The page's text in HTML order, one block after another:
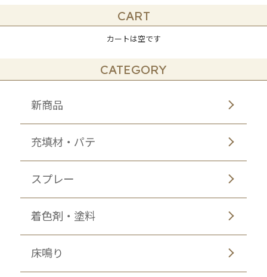
CART
カートは空です
CATEGORY
新商品
充填材・パテ
スプレー
着色剤・塗料
床鳴り